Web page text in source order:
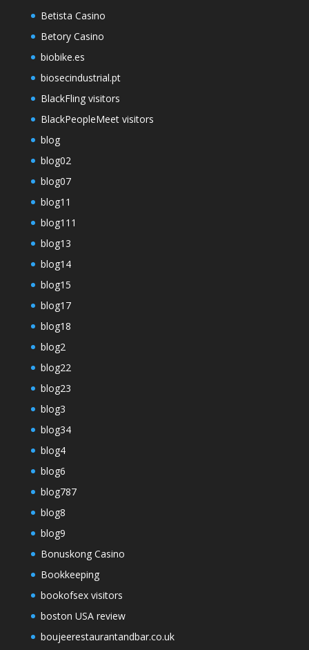
Betista Casino
Betory Casino
biobike.es
biosecindustrial.pt
BlackFling visitors
BlackPeopleMeet visitors
blog
blog02
blog07
blog11
blog111
blog13
blog14
blog15
blog17
blog18
blog2
blog22
blog23
blog3
blog34
blog4
blog6
blog787
blog8
blog9
Bonuskong Casino
Bookkeeping
bookofsex visitors
boston USA review
boujeerestaurantandbar.co.uk